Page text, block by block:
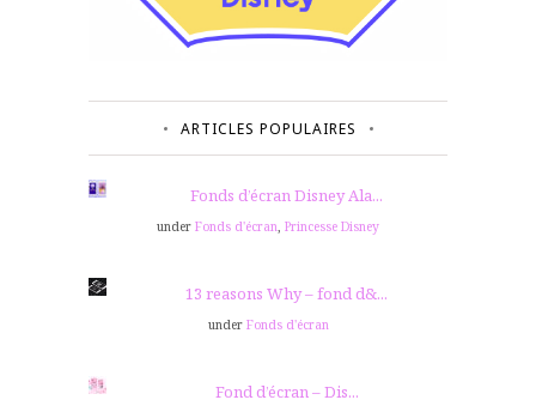
ARTICLES POPULAIRES
Fonds d’écran Disney Ala...
under Fonds d'écran, Princesse Disney
13 reasons Why – fond d&...
under Fonds d'écran
Fond d’écran – Dis...